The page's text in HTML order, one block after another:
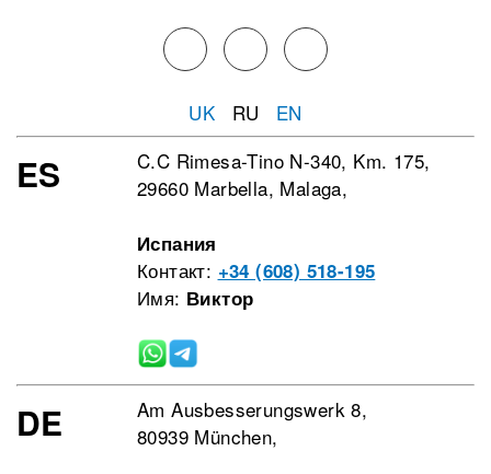
UK RU EN
ES
C.C Rimesa-Tino N-340, Km. 175,
29660 Marbella, Malaga,
Испания
Контакт: +34 (608) 518-195
Имя: Виктор
DE
Am Ausbesserungswerk 8,
80939 München,